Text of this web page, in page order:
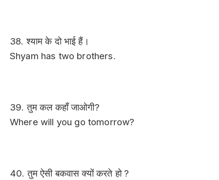
38. श्याम के दो भाई हैं।
Shyam has two brothers.
39. तुम कल कहाँ जाओगी?
Where will you go tomorrow?
40. तुम ऐसी बकवास क्यों करते हो ?